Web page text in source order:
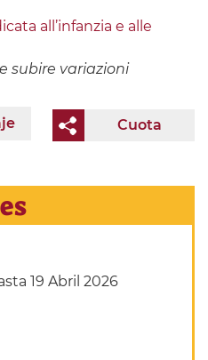
all’infanzia e alle
subire variazioni
Cuota
19 Abril 2026